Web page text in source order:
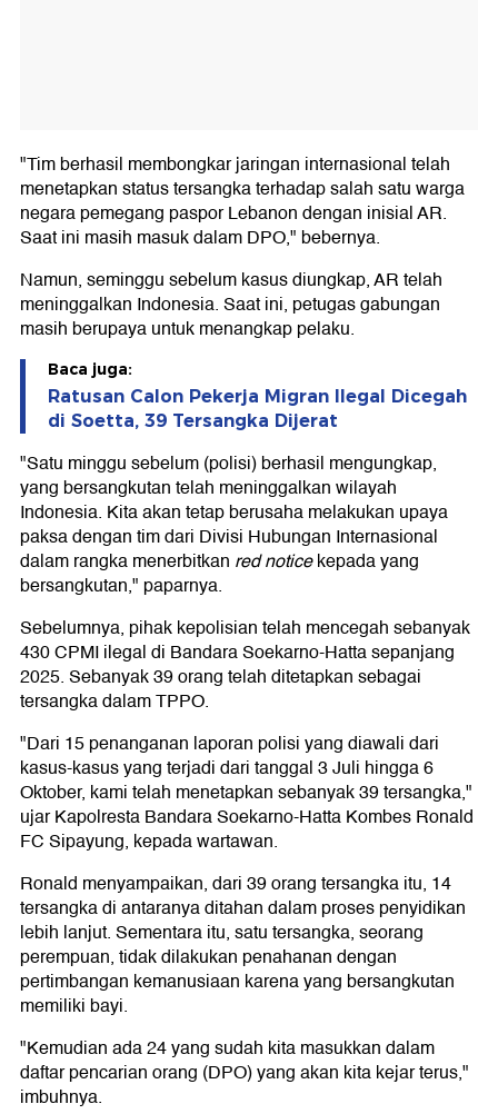
"Tim berhasil membongkar jaringan internasional telah
menetapkan status tersangka terhadap salah satu warga
negara pemegang paspor Lebanon dengan inisial AR.
Saat ini masih masuk dalam DPO," bebernya.
Namun, seminggu sebelum kasus diungkap, AR telah
meninggalkan Indonesia. Saat ini, petugas gabungan
masih berupaya untuk menangkap pelaku.
Baca juga:
Ratusan Calon Pekerja Migran Ilegal Dicegah
di Soetta, 39 Tersangka Dijerat
"Satu minggu sebelum (polisi) berhasil mengungkap,
yang bersangkutan telah meninggalkan wilayah
Indonesia. Kita akan tetap berusaha melakukan upaya
paksa dengan tim dari Divisi Hubungan Internasional
dalam rangka menerbitkan red noticekepada yang
bersangkutan," paparnya.
Sebelumnya, pihak kepolisian telah mencegah sebanyak
430 CPMI ilegal di Bandara Soekarno-Hatta sepanjang
2025. Sebanyak 39 orang telah ditetapkan sebagai
tersangka dalam TPPO.
"Dari 15 penanganan laporan polisi yang diawali dari
kasus-kasus yang terjadi dari tanggal 3 Juli hingga 6
Oktober, kami telah menetapkan sebanyak 39 tersangka,"
ujar Kapolresta Bandara Soekarno-Hatta Kombes Ronald
FC Sipayung, kepada wartawan.
Ronald menyampaikan, dari 39 orang tersangka itu, 14
tersangka di antaranya ditahan dalam proses penyidikan
lebih lanjut. Sementara itu, satu tersangka, seorang
perempuan, tidak dilakukan penahanan dengan
pertimbangan kemanusiaan karena yang bersangkutan
memiliki bayi.
"Kemudian ada 24 yang sudah kita masukkan dalam
daftar pencarian orang (DPO) yang akan kita kejar terus,"
imbuhnya.